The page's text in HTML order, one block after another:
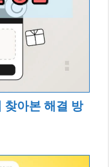
찾아본 해결 방